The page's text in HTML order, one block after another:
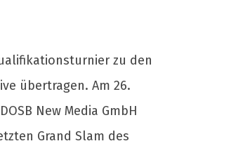
zu den
übertragen. Am 26.
New Media GmbH
Grand Slam des